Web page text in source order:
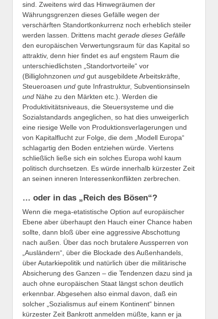
sind. Zweitens wird das Hinwegräumen der
Währungsgrenzen dieses Gefälle wegen der
verschärften Standortkonkurrenz noch erheblich steiler
werden lassen. Drittens macht gerade dieses Gefälle
den europäischen Verwertungsraum für das Kapital so
attraktiv, denn hier findet es auf engstem Raum die
unterschiedlichsten „Standortvorteile“ vor
(Billiglohnzonen und gut ausgebildete Arbeitskräfte,
Steueroasen und gute Infrastruktur, Subventionsinseln
und Nähe zu den Märkten etc.). Werden die
Produktivitätsniveaus, die Steuersysteme und die
Sozialstandards angeglichen, so hat dies unweigerlich
eine riesige Welle von Produktionsverlagerungen und
von Kapitalflucht zur Folge, die dem „Modell Europa“
schlagartig den Boden entziehen würde. Viertens
schließlich ließe sich ein solches Europa wohl kaum
politisch durchsetzen. Es würde innerhalb kürzester Zeit
an seinen inneren Interessenkonflikten zerbrechen.
… oder in das „Reich des Bösen“?
Wenn die mega-etatistische Option auf europäischer
Ebene aber überhaupt den Hauch einer Chance haben
sollte, dann bloß über eine aggressive Abschottung
nach außen. Über das noch brutalere Aussperren von
„Ausländern“, über die Blockade des Außenhandels,
über Autarkiepolitik und natürlich über die militärische
Absicherung des Ganzen – die Tendenzen dazu sind ja
auch ohne europäischen Staat längst schon deutlich
erkennbar. Abgesehen also einmal davon, daß ein
solcher „Sozialismus auf einem Kontinent“ binnen
kürzester Zeit Bankrott anmelden müßte, kann er ja